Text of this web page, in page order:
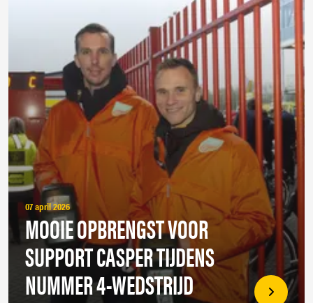
07 april 2026
MOOIE OPBRENGST VOOR
SUPPORT CASPER TIJDENS
NUMMER 4-WEDSTRIJD